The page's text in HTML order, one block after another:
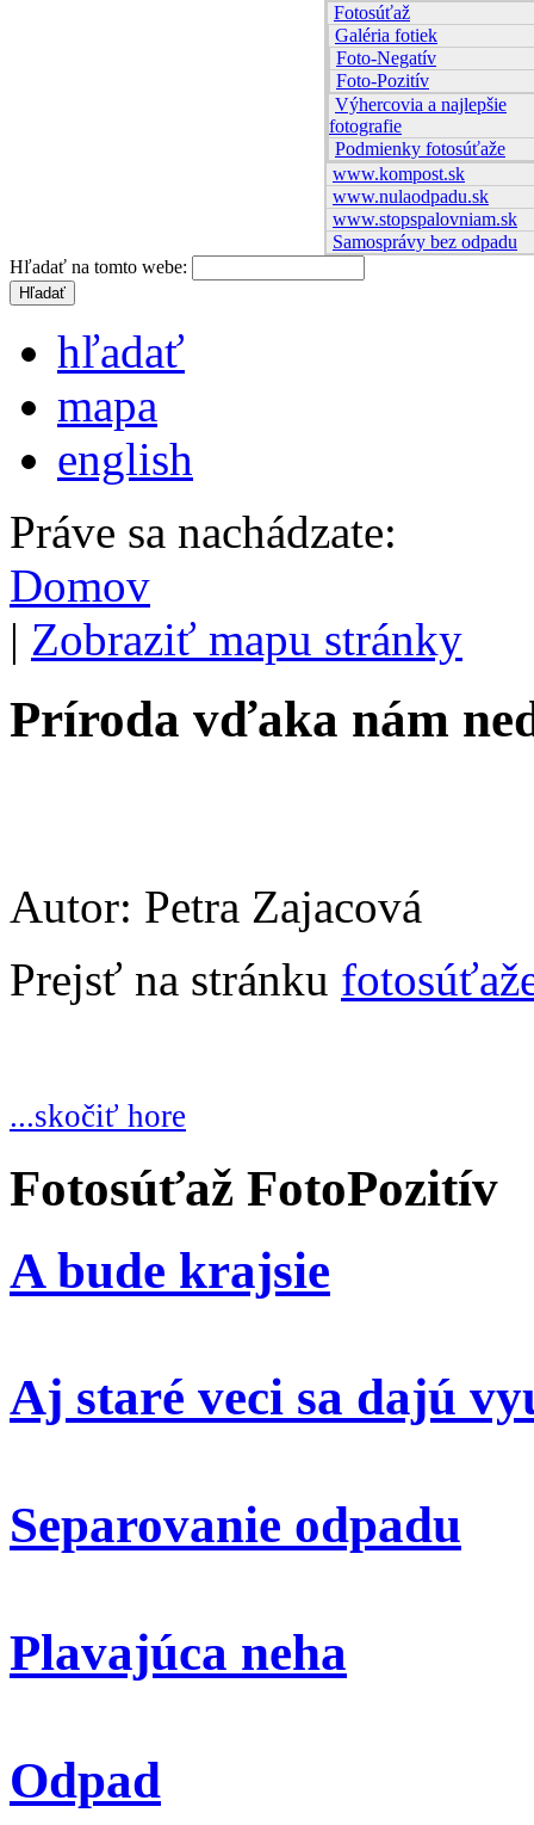
Fotosúťaž
Galéria fotiek
Foto-Negatív
Foto-Pozitív
Výhercovia a najlepšie
fotografie
Podmienky fotosúťaže
www.kompost.sk
www.nulaodpadu.sk
www.stopspalovniam.sk
Samosprávy bez odpadu
Hľadať na tomto webe:
hľadať
mapa
english
Práve sa nachádzate:
Domov
| Zobraziť mapu stránky
Príroda vďaka nám
Autor: Petra Zajacová
Prejsť na stránku
...skočiť hore
Fotosúťaž FotoPozitív
A bude krajsie
Aj staré veci sa dajú
Separovanie odpadu
Plavajúca neha
Odpad